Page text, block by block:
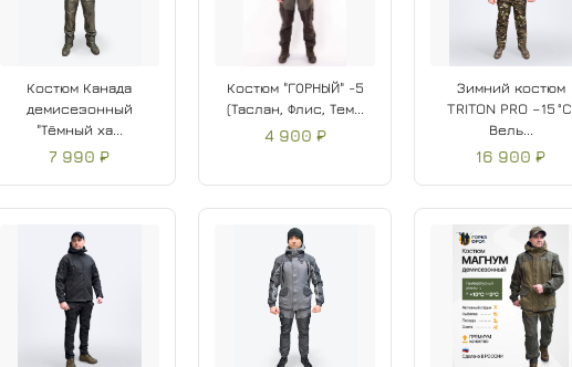
Костюм Канада
демисезонный
"Тёмный ха...
7 990 ₽
Костюм "ГОРНЫЙ" -5
(Таслан, Флис, Тем...
4 900 ₽
Зимний костюм
TRITON PRO –15 °C,
Вель...
16 900 ₽